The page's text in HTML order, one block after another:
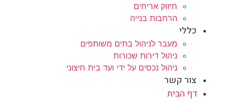
חיזוק אריחים
הרחבות בנייה
כללי
מעבר לניהול בתים משותפים
ניהול דירות שכורות
ניהול נכסים על ידי ועד בית חיצוני
צור קשר
דף הבית